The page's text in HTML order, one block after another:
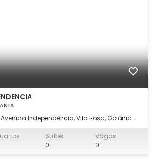
Independência, Vila Rosa, Goiânia —
para empreendimentos comerciais, com
- 1 banheiro - Escritório com
Suítes
0
Vagas
0